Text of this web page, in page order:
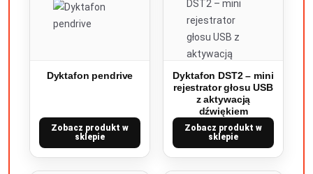
Dyktafon pendrive
Zobacz produkt w
sklepie
Dyktafon DST2 – mini
rejestrator głosu USB
z aktywacją
dźwiękiem
Zobacz produkt w
sklepie